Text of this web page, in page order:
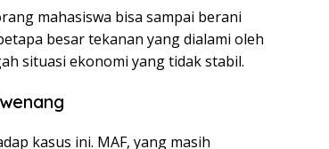
mahasiswa bisa sampai berani
besar tekanan yang dialami oleh
situasi ekonomi yang tidak stabil.
kasus ini. MAF, yang masih